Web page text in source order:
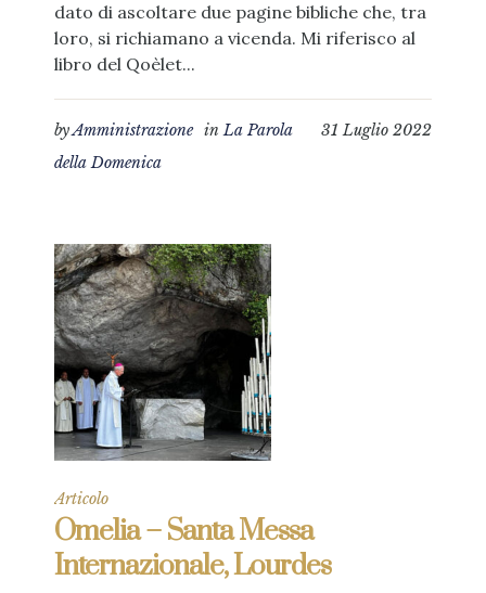
dato di ascoltare due pagine bibliche che, tra
loro, si richiamano a vicenda. Mi riferisco al
libro del Qoèlet...
31 Luglio 2022
byAmministrazione inLa Parola
della Domenica
Articolo
Omelia – Santa Messa
Internazionale, Lourdes